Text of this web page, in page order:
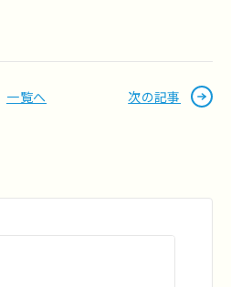
一覧へ 次の記事